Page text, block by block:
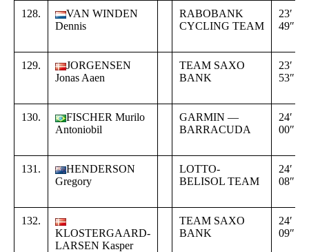
128.
VAN WINDEN
Dennis
RABOBANK
CYCLING TEAM
23′
49″
129.
JORGENSEN
Jonas Aaen
TEAM SAXO
BANK
23′
53″
130.
FISCHER Murilo
Antoniobil
GARMIN —
BARRACUDA
24′
00″
131.
HENDERSON
Gregory
LOTTO-
BELISOL TEAM
24′
08″
132.
KLOSTERGAARD-
LARSEN Kasper
TEAM SAXO
BANK
24′
09″